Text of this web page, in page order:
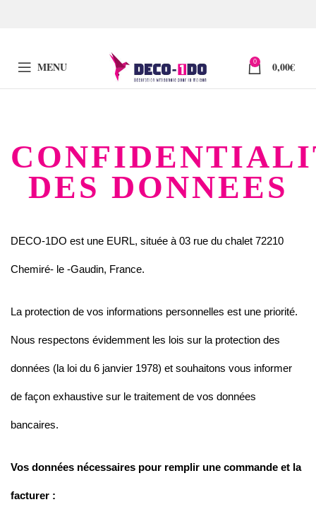
MENU 0 0,00€
DES DONNEES
DECO-1DO est une EURL, située à 03 rue du chalet 72210
Chemiré- le -Gaudin, France.
La protection de vos informations personnelles est une priorité.
Nous respectons évidemment les lois sur la protection des
données (la loi du 6 janvier 1978) et souhaitons vous informer
de façon exhaustive sur le traitement de vos données
bancaires.
Vos données nécessaires pour remplir une commande et la
facturer :